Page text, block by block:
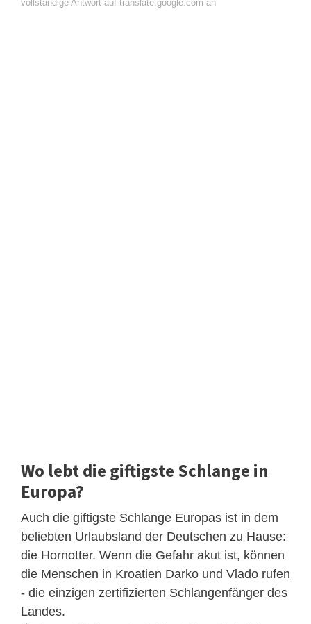
vollständige Antwort auf translate.google.com an
Wo lebt die giftigste Schlange in
Europa?
Auch die giftigste Schlange Europas ist in dem
beliebten Urlaubsland der Deutschen zu Hause:
die Hornotter. Wenn die Gefahr akut ist, können
die Menschen in Kroatien Darko und Vlado rufen
- die einzigen zertifizierten Schlangenfänger des
Landes.